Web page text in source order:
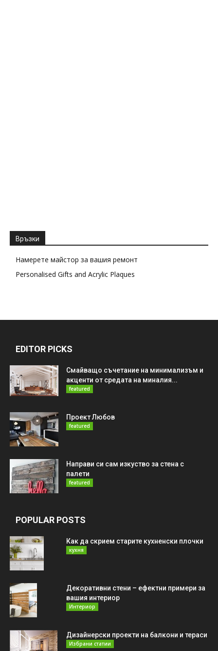
Връзки
Намерете майстор за вашия ремонт
Personalised Gifts and Acrylic Plaques
EDITOR PICKS
Смайващо съчетание на минимализъм и
акценти от средата на миналия...
featured
Проект Любов
featured
Направи си сам изкуство за стена с
палети
featured
POPULAR POSTS
Как да скрием старите кухненски плочки
кухня
Декоративни стени – ефектни примери за
вашия интериор
Интериор
Дизайнерски проекти на балкони и тераси
Избрани статии